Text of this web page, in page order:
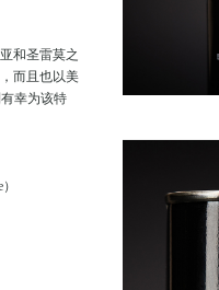
和圣雷莫之
而且也以美
幸为该特